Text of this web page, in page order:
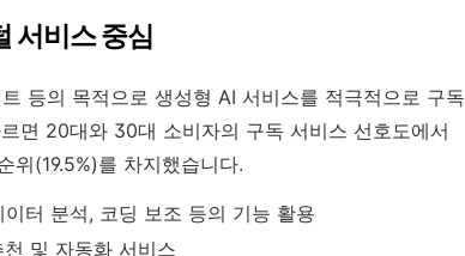
서비스 중심
등의 목적으로 생성형 AI 서비스를 적극적으로 구독
면 20대와 30대 소비자의 구독 서비스 선호도에서
위(19.5%)를 차지했습니다.
터 분석, 코딩 보조 등의 기능 활용
및 자동화 서비스